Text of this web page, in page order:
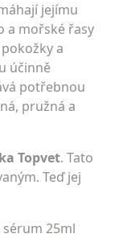
jejímu
a mořské řasy
a
účinně
potřebnou
pružná a
Topvet. Tato
Teď jej
sérum 25ml